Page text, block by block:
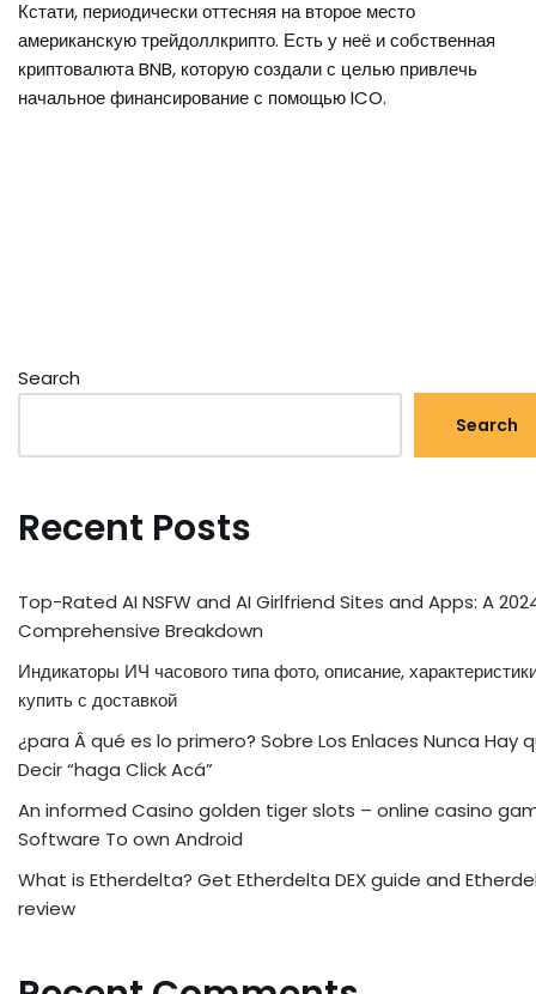
Кстати, периодически оттесняя на второе место
американскую трейдоллкрипто. Есть у неё и собственная
криптовалюта BNB, которую создали с целью привлечь
начальное финансирование с помощью ICO.
Search
Search
Recent Posts
Top-Rated AI NSFW and AI Girlfriend Sites and Apps: A
Comprehensive Breakdown
Индикаторы ИЧ часового типа фото, описание,
купить с доставкой
¿para Â qué es lo primero? Sobre Los Enlaces Nunca Hay
Decir “haga Click Acá”
An informed Casino golden tiger slots – online casino
Software To own Android
What is Etherdelta? Get Etherdelta DEX guide and
review